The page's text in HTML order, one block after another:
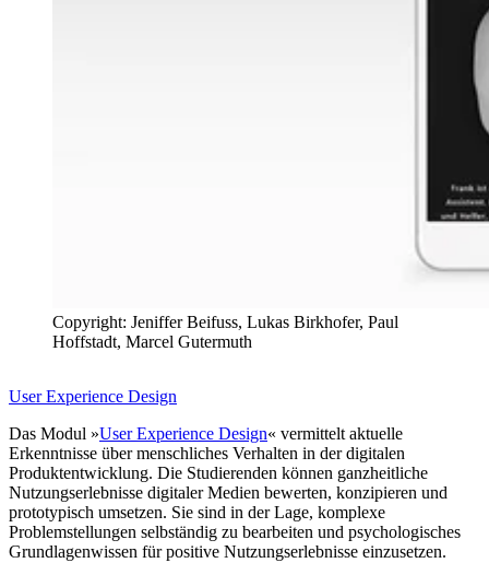
Copyright: Jeniffer Beifuss, Lukas Birkhofer, Paul
Hoffstadt, Marcel Gutermuth
User Experience Design
Das Modul »User Experience Design« vermittelt aktuelle
Erkenntnisse über menschliches Verhalten in der digitalen
Produktentwicklung. Die Studierenden können ganzheitliche
Nutzungserlebnisse digitaler Medien bewerten, konzipieren und
prototypisch umsetzen. Sie sind in der Lage, komplexe
Problemstellungen selbständig zu bearbeiten und psychologisches
Grundlagenwissen für positive Nutzungserlebnisse einzusetzen.